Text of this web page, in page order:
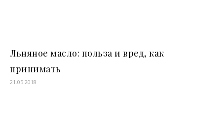
Льняное масло: польза и вред, как
принимать
21.05.2018